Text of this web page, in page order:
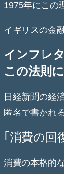
1975年にこの
イギリスの金
インフレ
この法則
日経新聞の経
匿名で書かれる
｢消費の回
消費の本格的